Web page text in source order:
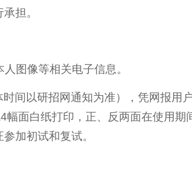
担。
图像等相关电子信息。
时间以研招网通知为准），凭网报用
面白纸打印，正、反两面在使用期
加初试和复试。